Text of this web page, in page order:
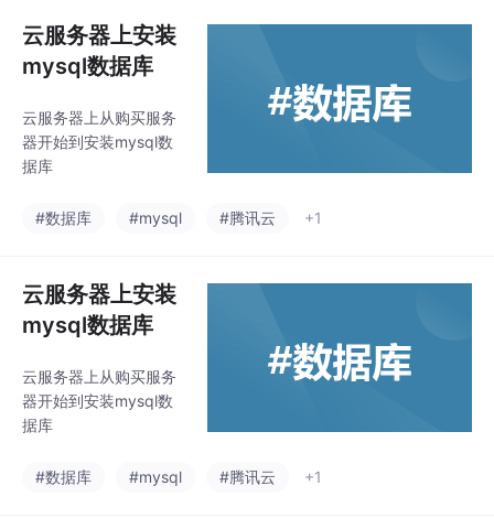
云服务器上安装
mysql数据库
云服务器上从购买服务
器开始到安装mysql数
据库
#数据库 #mysql #腾讯云 +1
云服务器上安装
mysql数据库
云服务器上从购买服务
器开始到安装mysql数
据库
#数据库 #mysql #腾讯云 +1